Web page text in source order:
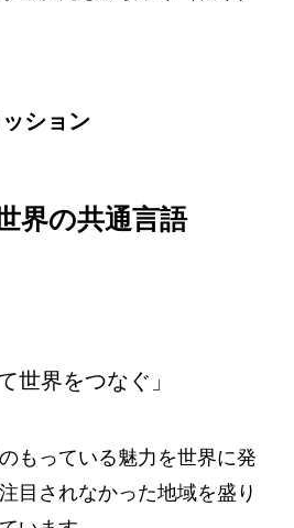
ション
界の共通言語
世界をつなぐ」
もっている魅力を世界に発
目されなかった地域を盛り